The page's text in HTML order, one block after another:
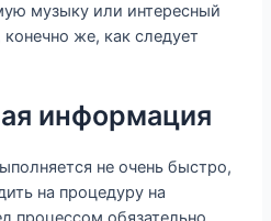
музыку или интересный
же, как следует
информация
не очень быстро,
на процедуру на